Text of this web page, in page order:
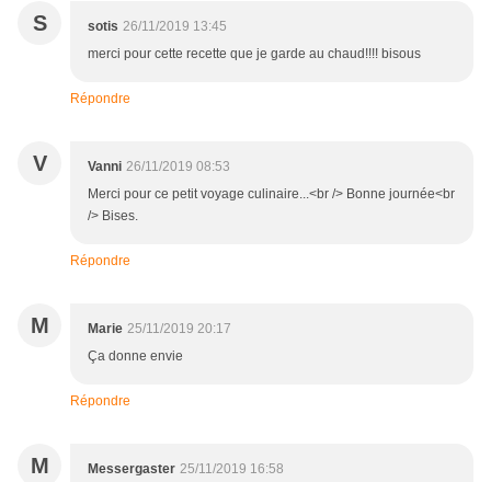
S sotis 26/11/2019 13:45
merci pour cette recette que je garde au chaud!!!! bisous
Répondre
V Vanni 26/11/2019 08:53
Merci pour ce petit voyage culinaire...<br /> Bonne journée<br
/> Bises.
Répondre
M Marie 25/11/2019 20:17
Ça donne envie
Répondre
M Messergaster 25/11/2019 16:58